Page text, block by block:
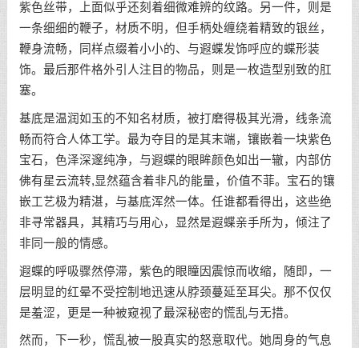
紫色丝带，上面似乎还刻着细微难辨的纹路。另一件，则是
一条细细的鞭子，材质不明，但手柄处缠绕着精致的银丝，
鞭身流畅，同样点缀着小小的、与遐蝶发饰呼应的蝶形装
饰。最后那件格外引人注目的物品，则是一枚造型别致的肛
塞。
基底是温润如玉的不知名材质，被打磨得极其光滑，线条流
畅而符合人体工学。最为夺目的是其末端，镶嵌着一块紫色
宝石，色泽深邃纯净，与遐蝶的眼眸颜色如出一辙，内部仿
佛有星云流转,显然蕴含着非凡的能量，价值不菲。宝石的镶
嵌工艺极为精湛，与基底浑然一体。任谁都看得出，这些绝
非寻常器具，其精巧与用心，显然是遐蝶亲手所为，倾注了
非同一般的情感。
遐蝶的呼吸骤然停滞，紫色的眼瞳因震惊而收缩，随即，一
层明显的红晕不受控制地迅速从脖颈蔓延至耳尖。那不仅仅
是羞涩，更是一种被窥视了最深秘密的慌乱与无措。
然而，下一秒，慌乱被一股真实的怒意取代。她周身的气息